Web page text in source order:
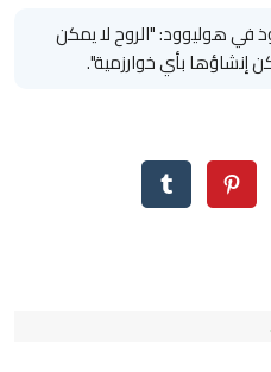
في هوليوود: "الروح لا يمكن
إنشاؤها بأي خوارزمية".